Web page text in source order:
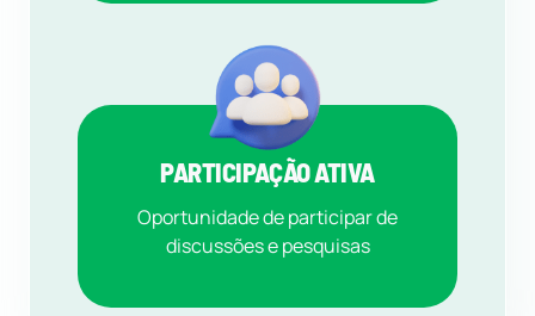
PARTICIPAÇÃO ATIVA
Oportunidade de participar de
discussões e pesquisas